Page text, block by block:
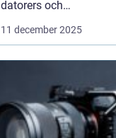
datorers och
elektronikkomponenters
bara livslängden på
processorer och
grafikkort...
11 december 2025